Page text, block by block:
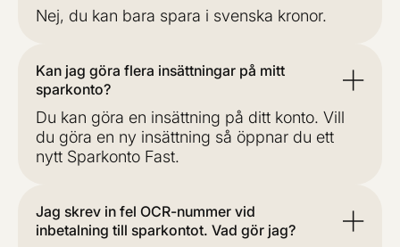
Nej, du kan bara spara i svenska kronor.
Kan jag göra flera insättningar på mitt
sparkonto?
Du kan göra en insättning på ditt konto. Vill
du göra en ny insättning så öppnar du ett
nytt Sparkonto Fast.
Jag skrev in fel OCR-nummer vid
inbetalning till sparkontot. Vad gör jag?